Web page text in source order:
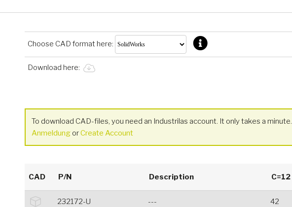
Choose CAD format here:
Download here:
To download CAD-files, you need an Industrilas account. It only takes a minute.
Anmeldung orCreate Account
CAD P/N Description C=12
232172-U --- 42